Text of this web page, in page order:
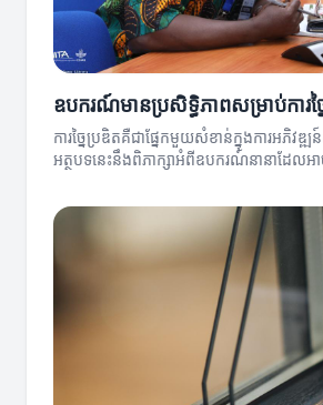
ឧបករណ៍មានប្រសិទ្ធិភាពសម្រាប់ការច្
ការច្នៃប្រឌិតគឺជាផ្នែកមួយសំខាន់ក្នុងការអភិវឌ្
អត្ថបទនេះនឹងពិភាក្សាអំពីឧបករណ៍នានាដែលអ